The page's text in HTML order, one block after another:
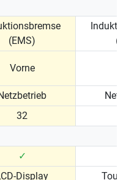
(EMS)
Vorne
32
✓
Display